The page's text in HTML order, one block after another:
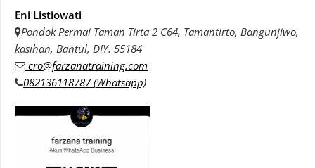
Eni Listiowati
Pondok Permai Taman Tirta 2 C64, Tamantirto, Bangunjiwo,
kasihan, Bantul, DIY. 55184
cro@farzanatraining.com
082136118787 (Whatsapp)